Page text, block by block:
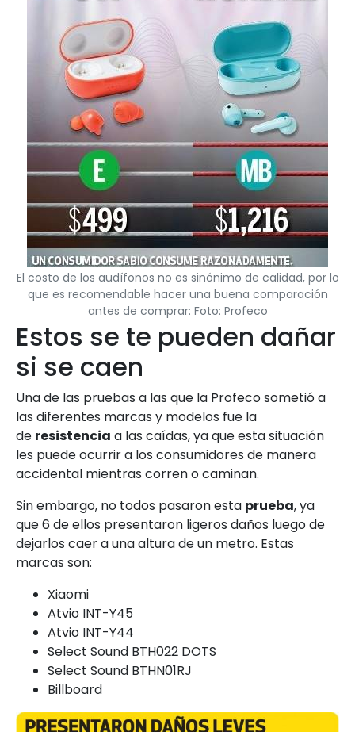
El costo de los audífonos no es sinónimo de calidad, por lo
que es recomendable hacer una buena comparación
antes de comprar: Foto: Profeco
Estos se te pueden dañar
si se caen
Una de las pruebas a las que la Profeco sometió a
las diferentes marcas y modelos fue la
de resistencia a las caídas, ya que esta situación
les puede ocurrir a los consumidores de manera
accidental mientras corren o caminan.
Sin embargo, no todos pasaron esta prueba, ya
que 6 de ellos presentaron ligeros daños luego de
dejarlos caer a una altura de un metro. Estas
marcas son:
Xiaomi
Atvio INT-Y45
Atvio INT-Y44
Select Sound BTH022 DOTS
Select Sound BTHN01RJ
Billboard